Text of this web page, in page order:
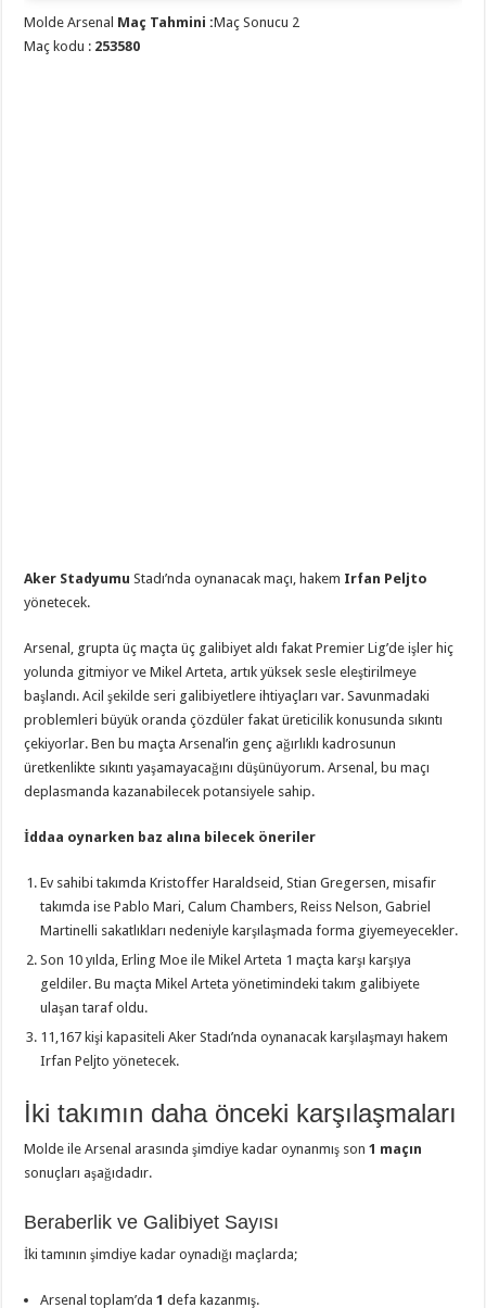
Molde Arsenal Maç Tahmini :Maç Sonucu 2
Maç kodu : 253580
Aker Stadyumu Stadı’nda oynanacak maçı, hakem Irfan Peljto
yönetecek.
Arsenal, grupta üç maçta üç galibiyet aldı fakat Premier Lig’de işler hiç
yolunda gitmiyor ve Mikel Arteta, artık yüksek sesle eleştirilmeye
başlandı. Acil şekilde seri galibiyetlere ihtiyaçları var. Savunmadaki
problemleri büyük oranda çözdüler fakat üreticilik konusunda sıkıntı
çekiyorlar. Ben bu maçta Arsenal’in genç ağırlıklı kadrosunun
üretkenlikte sıkıntı yaşamayacağını düşünüyorum. Arsenal, bu maçı
deplasmanda kazanabilecek potansiyele sahip.
İddaa oynarken baz alına bilecek öneriler
Ev sahibi takımda Kristoffer Haraldseid, Stian Gregersen, misafir
takımda ise Pablo Mari, Calum Chambers, Reiss Nelson, Gabriel
Martinelli sakatlıkları nedeniyle karşılaşmada forma giyemeyecekler.
Son 10 yılda, Erling Moe ile Mikel Arteta 1 maçta karşı karşıya
geldiler. Bu maçta Mikel Arteta yönetimindeki takım galibiyete
ulaşan taraf oldu.
11,167 kişi kapasiteli Aker Stadı’nda oynanacak karşılaşmayı hakem
Irfan Peljto yönetecek.
İki takımın daha önceki karşılaşmaları
Molde ile Arsenal arasında şimdiye kadar oynanmış son1 maçın
sonuçları aşağıdadır.
Beraberlik ve Galibiyet Sayısı
İki tamının şimdiye kadar oynadığı maçlarda;
Arsenal toplam’da1 defa kazanmış.